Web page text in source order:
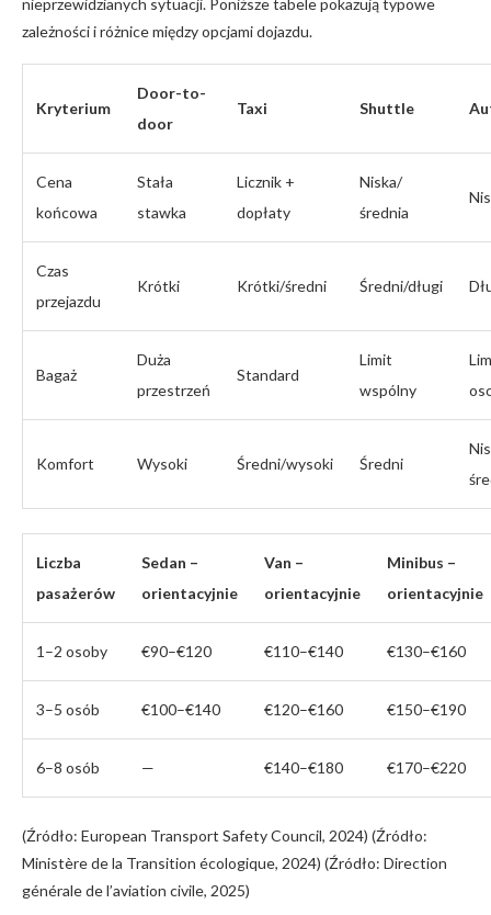
nieprzewidzianych sytuacji. Poniższe tabele pokazują typowe
zależności i różnice między opcjami dojazdu.
Kryterium
Door-to-
door
Taxi Shuttle
Cena
końcowa
Stała
stawka
Licznik +
dopłaty
Niska/
średnia
Czas
przejazdu
Krótki Krótki/średni Średni/długi
Bagaż
Duża
przestrzeń
Standard
Limit
wspólny
Komfort Wysoki Średni/wysoki Średni
Liczba
pasażerów
Sedan –
orientacyjnie
Van –
orientacyjnie
Minibus –
orientacyjnie
1–2 osoby €90–€120 €110–€140 €130–€160
3–5 osób €100–€140 €120–€160 €150–€190
6–8 osób — €140–€180 €170–€220
(Źródło: European Transport Safety Council, 2024) (Źródło:
Ministère de la Transition écologique, 2024) (Źródło: Direction
générale de l’aviation civile, 2025)